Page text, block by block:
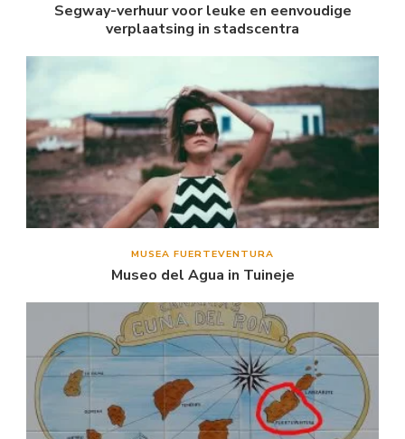
Segway-verhuur voor leuke en eenvoudige
verplaatsing in stadscentra
MUSEA FUERTEVENTURA
Museo del Agua in Tuineje